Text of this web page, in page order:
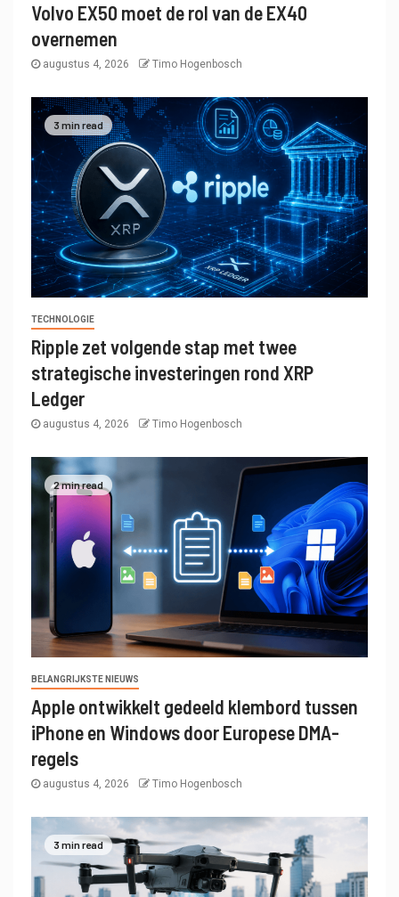
Volvo EX50 moet de rol van de EX40
overnemen
augustus 4, 2026 Timo Hogenbosch
3 min read
TECHNOLOGIE
Ripple zet volgende stap met twee
strategische investeringen rond XRP
Ledger
augustus 4, 2026 Timo Hogenbosch
2 min read
BELANGRIJKSTE NIEUWS
Apple ontwikkelt gedeeld klembord tussen
iPhone en Windows door Europese DMA-
regels
augustus 4, 2026 Timo Hogenbosch
3 min read